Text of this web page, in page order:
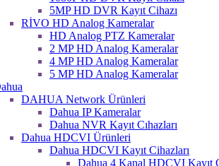
5MP HD DVR Kayıt Cihazı
RİVO HD Analog Kameralar
HD Analog PTZ Kameralar
2 MP HD Analog Kameralar
4 MP HD Analog Kameralar
5 MP HD Analog Kameralar
DAHUA Network Ürünleri
Dahua IP Kameralar
Dahua NVR Kayıt Cıhazları
Dahua HDCVI Ürünleri
Dahua HDCVI Kayıt Cihazları
Dahua 4 Kanal HDCVI Kayıt